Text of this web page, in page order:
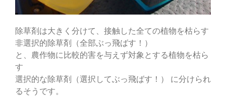
除草剤は大きく分けて、接触した全ての植物を枯らす
非選択的除草剤（全部ぶっ飛ばす！）
と、農作物に比較的害を与えず対象とする植物を枯ら
す
選択的な除草剤（選択してぶっ飛ばす！） に分けられ
るそうです。